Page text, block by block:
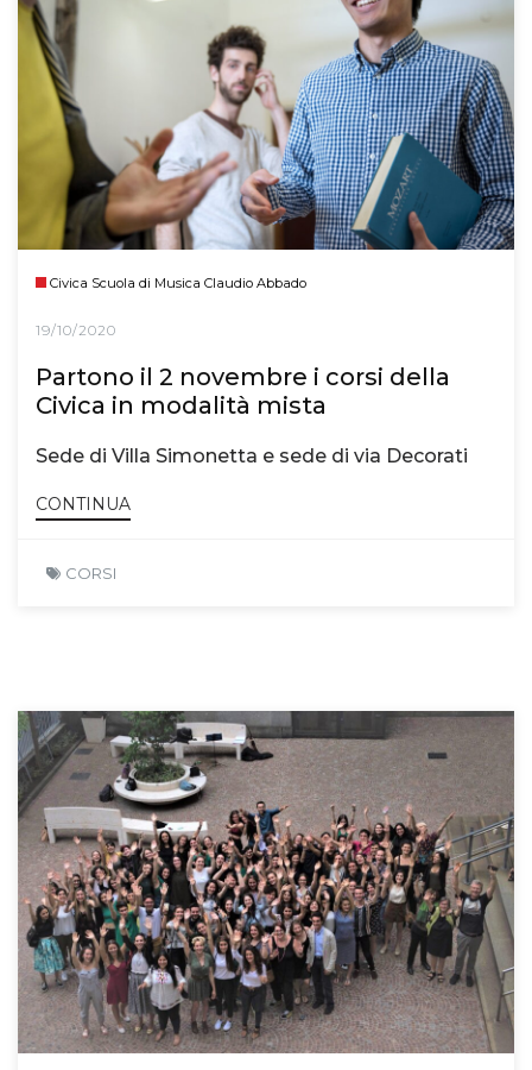
Civica Scuola di Musica Claudio Abbado
19/10/2020
Partono il 2 novembre i corsi della
Civica in modalità mista
Sede di Villa Simonetta e sede di via Decorati
CONTINUA
CORSI